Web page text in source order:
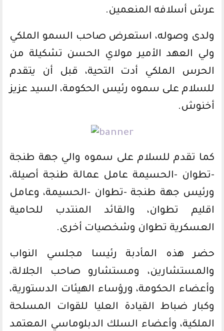
عرش أسلافه المنعمين.
ولدى وصوله، استعرض صاحب السمو الملكي
ولي العهد الأمير مولاي الحسن تشكيلة من
الحرس الملكي أدت التحية، قبل أن يتقدم
للسلام على سموه رئيس الحكومة، السيد عزيز
أخنوش.
كما تقدم للسلام على سموه والي جهة طنجة
-تطوان -الحسيمة عامل عمالة طنجة أصيلة،
ورئيس جهة طنجة -تطوان -الحسيمة، وعامل
اقليم تطوان، والقائد المنتدب للحامية
العسكرية تطوان وشخصيات أخرى.
حضر هذه المأدبة رئيسا مجلسي النواب
والمستشارين، ومستشارو صاحب الجلالة،
وأعضاء الحكومة، ورؤساء الهيئات الدستورية،
وكبار ضباط القيادة العليا للقوات المسلحة
الملكية، وأعضاء السلك الدبلوماسي المعتمد